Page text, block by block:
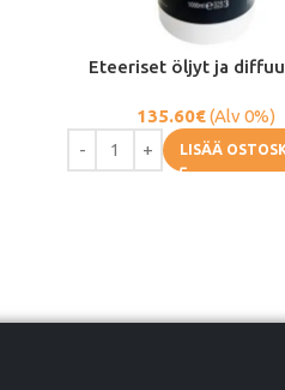
Eteeriset öljyt ja
135.60€(Alv 0%)
LISÄÄ